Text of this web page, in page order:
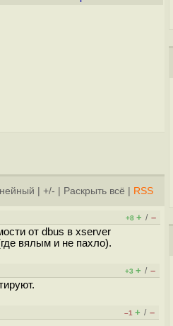
+/- Раскрыть всё RSS
+8 + / –
от dbus в xserver
вялым и не пахло).
+3 + / –
–1 + / –